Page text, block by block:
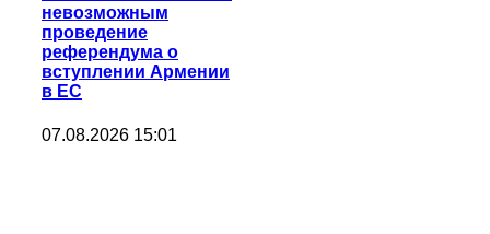
невозможным
проведение
референдума о
вступлении Армении
в ЕС
07.08.2026 15:01